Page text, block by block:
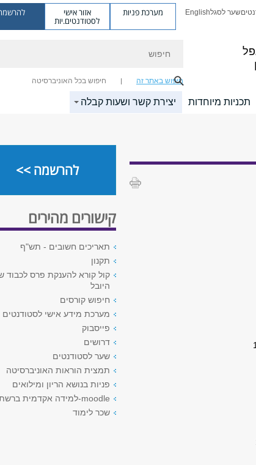
שער לסגלEnglish מערכת פניות אזור אישי
לסטודנטים.יות
חיפוש באתר זה חיפוש בכל האוניברסיטה
תכניות מיוחדות יצירת קשר ושעות קבלה
להרשמה >>
קישורים מהירים
תאריכים חשובים - תש"ף
תקנון
קול קורא להענקת פרס לכבוד
היובל
חיפוש קורסים
מערכת מידע אישי לסטודנטים
פייסבוק
דרושים
שער לסטודנטים
תמצית הוראות האוניברסיטה
פניות בנושא הריון ומילואים
moodle-למידה אקדמית ברשת
שכר לימוד